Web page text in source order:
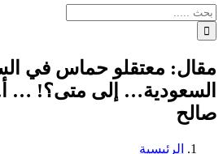
الي
:
نتائج
البحث
بالنسبة
:مقال: معتقلو حماس في
السعودية… إلى متى؟! …
صالح
الرئيسية